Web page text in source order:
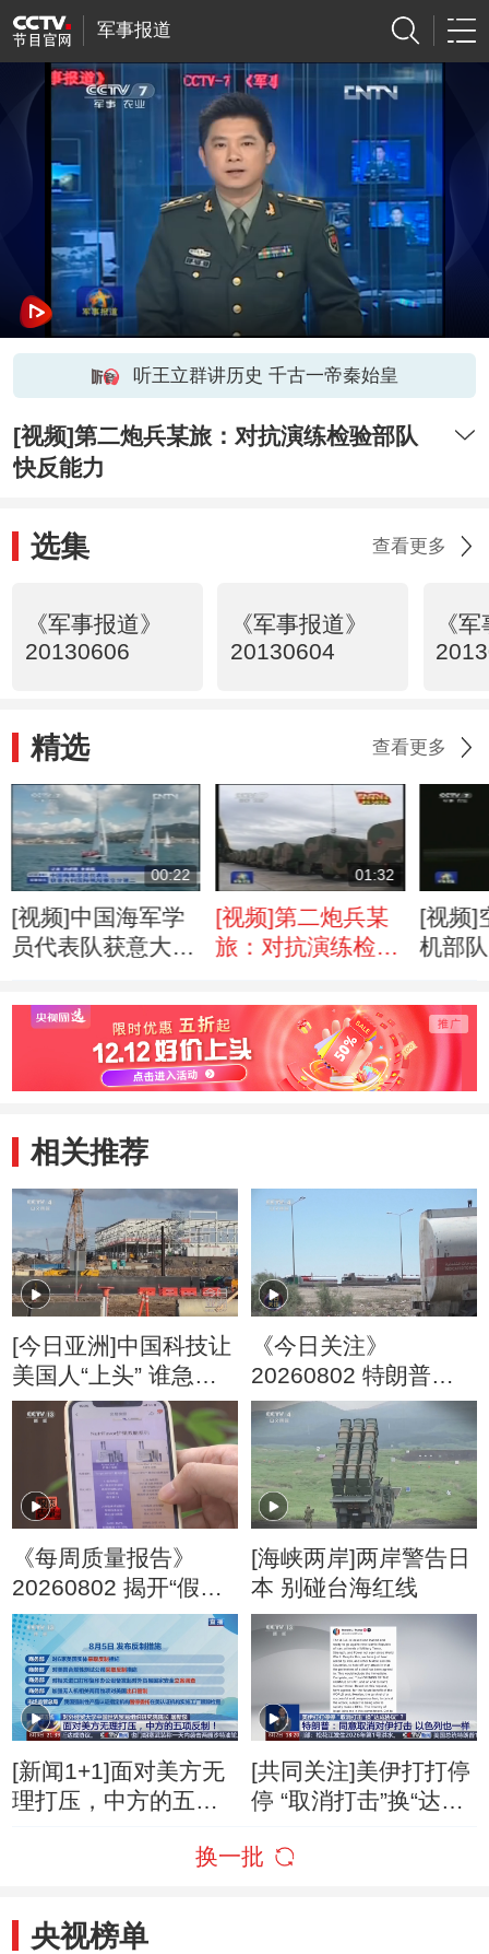
军事报道
听王立群讲历史 千古一帝秦始皇
[视频]第二炮兵某旅：对抗演练检验部队
快反能力
选集 查看更多
《军事报道》
20130606
《军事报道》
20130604
《
精选 查看更多
00:22
[视频]中国海军学
员代表队获意大利
二
01:32
[视频]第二炮兵某
旅：对抗演练检验
[视频]
机部
炸突击
相关推荐
[今日亚洲]中国科技让
美国人“上头” 谁急
了？
《今日关注》
20260802 特朗普叫
停“最大规模”打击 伊
朗称摧毁美军F-35战
机
《每周质量报告》
20260802 揭开“假洋
牌”的真面目
[海峡两岸]两岸警告日
本 别碰台海红线
[新闻1+1]面对美方无
理打压，中方的五项
[共同关注]美伊打打停
停 “取消打击”换“达成
取消对伊打击 以色列
换一批
央视榜单